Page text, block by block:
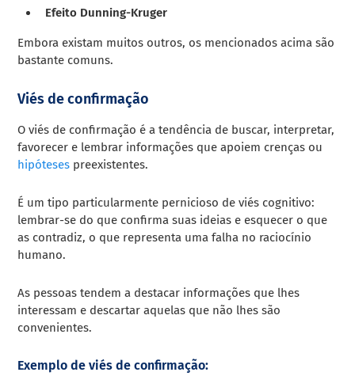
Efeito Dunning-Kruger
Embora existam muitos outros, os mencionados acima são
bastante comuns.
Viés de confirmação
O viés de confirmação é a tendência de buscar, interpretar,
favorecer e lembrar informações que apoiem crenças ou
hipóteses preexistentes.
É um tipo particularmente pernicioso de viés cognitivo:
lembrar-se do que confirma suas ideias e esquecer o que
as contradiz, o que representa uma falha no raciocínio
humano.
As pessoas tendem a destacar informações que lhes
interessam e descartar aquelas que não lhes são
convenientes.
Exemplo de viés de confirmação: